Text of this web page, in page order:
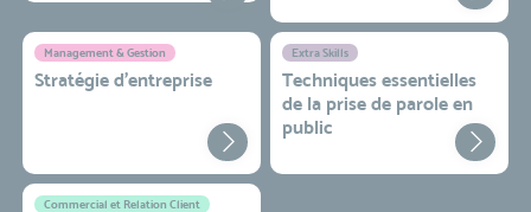
Management & Gestion
Stratégie d’entreprise
Extra Skills
Techniques essentielles
de la prise de parole en
public
Commercial et Relation Client